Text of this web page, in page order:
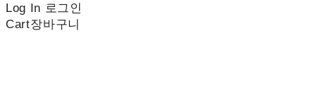
Log In 로그인
Cart장바구니